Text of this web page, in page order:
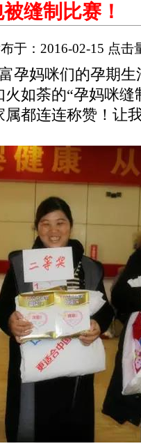
缝制比赛！
于：2016-02-15 点击
孕妈咪们的孕期生
如荼的“孕妈咪缝
都连连称赞！让